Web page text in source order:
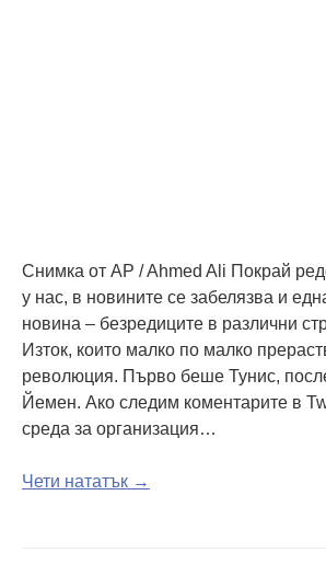
Снимка от AP / Ahmed Ali Покрай
у нас, в новините се забелязва и
новина – безредиците в различни
Изток, които малко по малко
революция. Първо беше Тунис,
Йемен. Ако следим коментарите в
среда за организация…
Чети нататък →